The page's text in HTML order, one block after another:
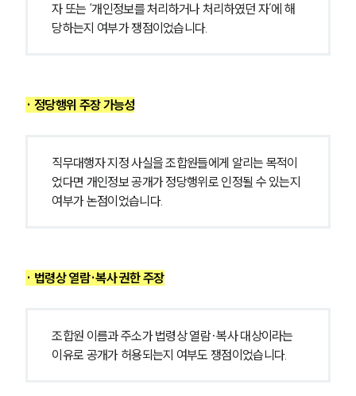
자 또는 ‘개인정보를 처리하거나 처리하였던 자’에 해
당하는지 여부가 쟁점이었습니다.
· 정당행위 주장 가능성
직무대행자 지정 사실을 조합원들에게 알리는 목적이
었다면 개인정보 공개가 정당행위로 인정될 수 있는지
여부가 논점이었습니다.
· 법령상 열람·복사 권한 주장
조합원 이름과 주소가 법령상 열람·복사 대상이라는
이유로 공개가 허용되는지 여부도 쟁점이었습니다.